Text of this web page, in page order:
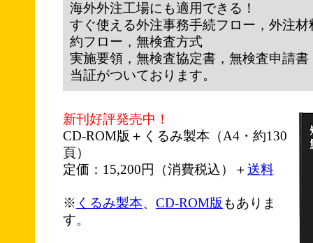
海外外注工場にも適用できる！
すぐ使える外注事務手続フロー，外注
約フロー，無検査方式
実施要領，無検査協定書，無検査申請
当証がついております。
新刊好評発売中！
CD-ROM版＋くるみ製本（A4・約130
頁）
定価：15,200円（消費税込）＋送料
※ くるみ製本、 CD-ROM版 もありま
す。